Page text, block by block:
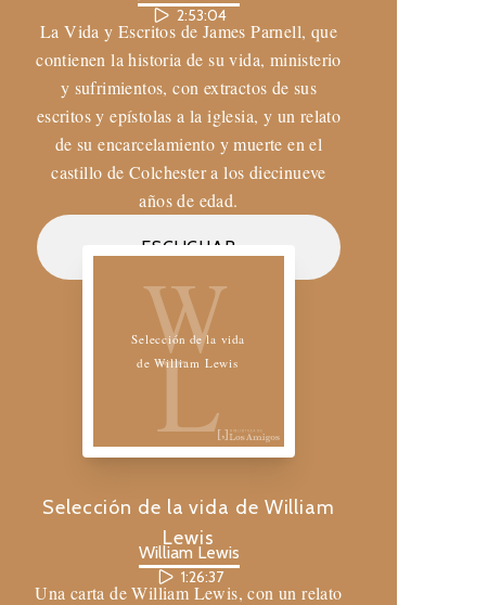
2:53:04
La Vida y Escritos de James Parnell, que
contienen la historia de su vida, ministerio
y sufrimientos, con extractos de sus
escritos y epístolas a la iglesia, y un relato
de su encarcelamiento y muerte en el
castillo de Colchester a los diecinueve
años de edad.
ESCUCHAR
W
L
Selección de la vida
de William Lewis
Selección de la vida de William
Lewis
William Lewis
1:26:37
Una carta de William Lewis, con un relato